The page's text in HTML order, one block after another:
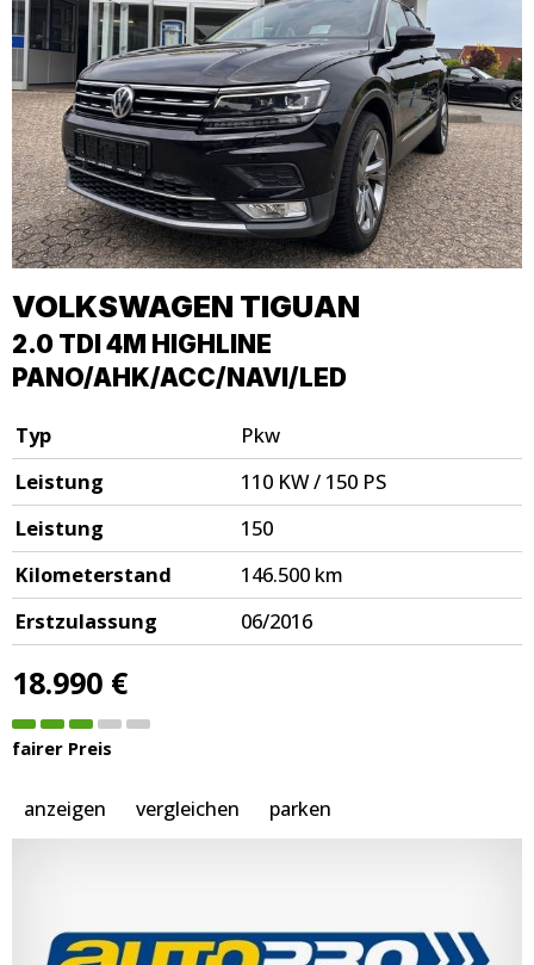
VOLKSWAGEN TIGUAN
2.0 TDI 4M HIGHLINE
PANO/AHK/ACC/NAVI/LED
Typ
Pkw
Leistung
110 KW / 150 PS
Leistung
150
Kilometerstand
146.500 km
Erstzulassung
06/2016
18.990 €
fairer Preis
anzeigen vergleichen parken